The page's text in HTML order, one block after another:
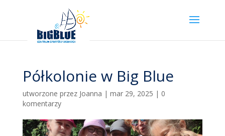
Półkolonie w Big Blue
utworzone przez Joanna | mar 29, 2025 | 0
komentarzy